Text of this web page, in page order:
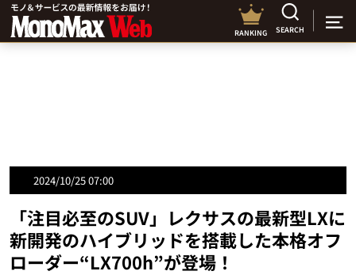
RANKING SEARCH
2024/10/25 07:00
「注目必至のSUV」レクサスの最新型LXに
新開発のハイブリッドを搭載した本格オフ
ローダー“LX700h”が登場！